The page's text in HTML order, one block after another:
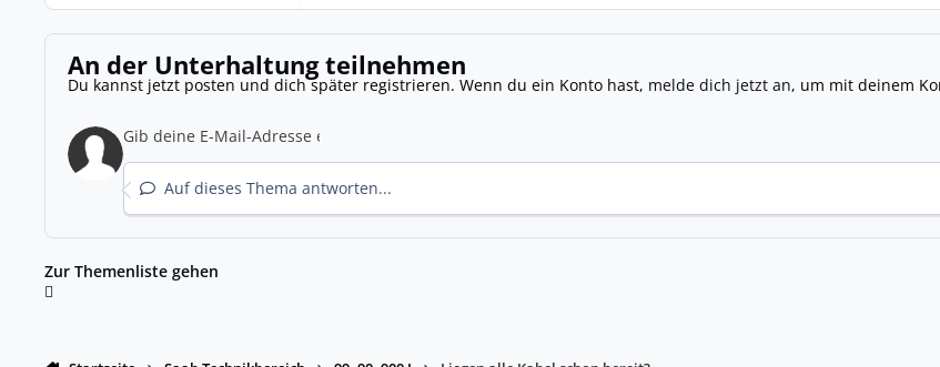
An der Unterhaltung teilnehmen
Du kannst jetzt posten und dich später registrieren. Wenn du ein Konto hast, melde dich jetzt an, um mit deinem
Auf dieses Thema antworten...
Zur Themenliste gehen